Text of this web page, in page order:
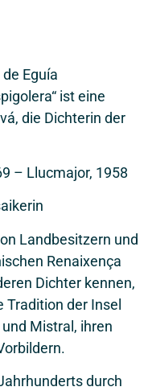
Eguía
ist eine
die Dichterin der
– Llucmajor, 1958
Landbesitzern und
Renaixença
Dichter kennen,
Tradition der Insel
Mistral, ihren
durch